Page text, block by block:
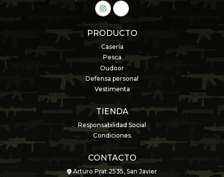
PRODUCTO
Casería
Pesca
Oudoor
Defensa personal
Vestimenta
TIENDA
Responsabilidad Social
Condiciones
CONTACTO
Arturo Prat 2535, San Javier